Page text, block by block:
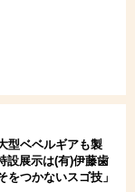
型ベベルギアも製
設展示は(有)伊藤歯
をつかないスゴ技」